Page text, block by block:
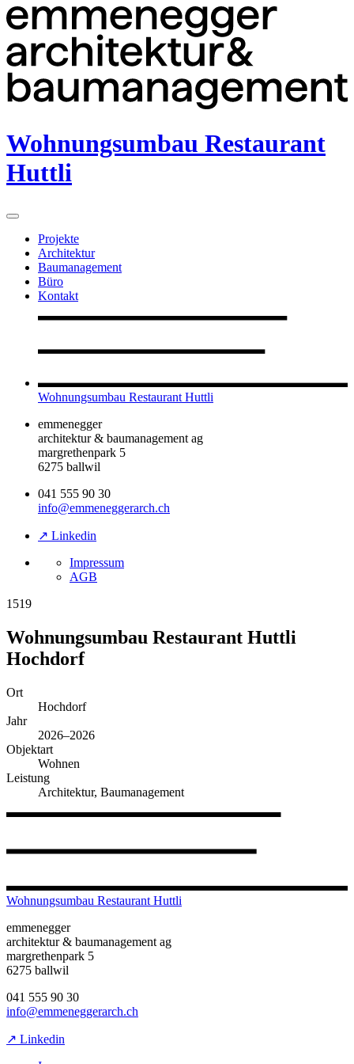
Wohnungsumbau Restaurant
Huttli
Projekte
Architektur
Baumanagement
Büro
Kontakt
Wohnungsumbau Restaurant Huttli
emmenegger
architektur & baumanagement ag
margrethenpark 5
6275 ballwil
041 555 90 30
info@emmeneggerarch.ch
↗ Linkedin
Impressum
AGB
1519
Wohnungsumbau Restaurant Huttli
Hochdorf
Ort
Hochdorf
Jahr
2026–2026
Objektart
Wohnen
Leistung
Architektur, Baumanagement
Wohnungsumbau Restaurant Huttli
emmenegger
architektur & baumanagement ag
margrethenpark 5
6275 ballwil
041 555 90 30
info@emmeneggerarch.ch
↗ Linkedin